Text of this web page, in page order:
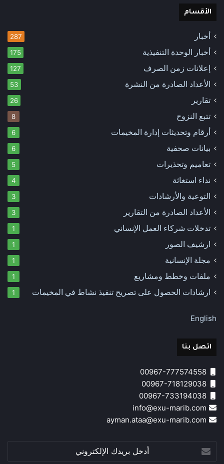
الأقسام
أخبار 287
أخبار الوحدة التنفيذية 175
إعلانات زمن الصرف 127
الأعداد الصادرة من النشرة 53
تقارير 26
تتبع النزوح 8
أرقام وتحديثات إدارة المخيمات 6
بيانات صحفية 6
تعاميم وتحذيرات 5
نداء استغاثة 4
التوعية والأرشادات 3
الأعداد الصادرة من التقارير 3
تدخلات شركاء العمل الإنساني 1
ارشيف الصور 1
مجلة الإنسانية 1
ملفات وخطط ومشاريع 1
ارشادات الحصول على تصريح تنفيذ نشاط في المخيمات 1
English
اتصل بنا
أدخل
بريدك